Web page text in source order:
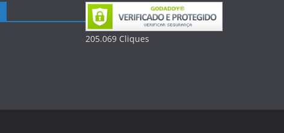
205.069 Cliques